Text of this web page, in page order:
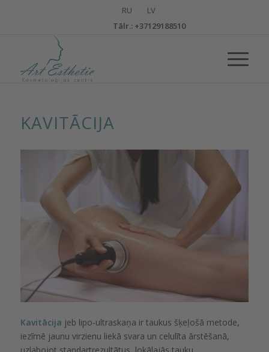
Тālr.: +37129188510
KAVITĀCIJA
Kavitācija jeb lipo-ultraskaņa ir taukus šķeļošā metode,
iezīmē jaunu virzienu liekā svara un celulīta ārstēšanā,